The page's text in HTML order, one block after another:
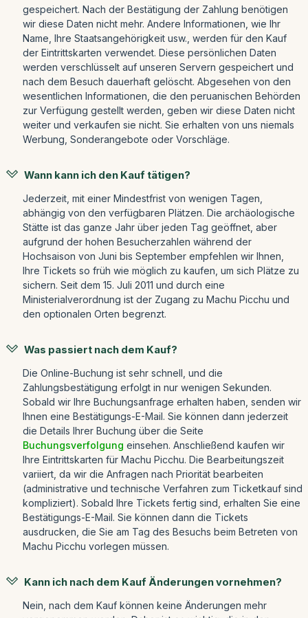
gespeichert. Nach der Bestätigung der Zahlung benötigen
wir diese Daten nicht mehr. Andere Informationen, wie Ihr
Name, Ihre Staatsangehörigkeit usw., werden für den Kauf
der Eintrittskarten verwendet. Diese persönlichen Daten
werden verschlüsselt auf unseren Servern gespeichert und
nach dem Besuch dauerhaft gelöscht. Abgesehen von den
wesentlichen Informationen, die den peruanischen Behörden
zur Verfügung gestellt werden, geben wir diese Daten nicht
weiter und verkaufen sie nicht. Sie erhalten von uns niemals
Werbung, Sonderangebote oder Vorschläge.
Wann kann ich den Kauf tätigen?
Jederzeit, mit einer Mindestfrist von wenigen Tagen,
abhängig von den verfügbaren Plätzen. Die archäologische
Stätte ist das ganze Jahr über jeden Tag geöffnet, aber
aufgrund der hohen Besucherzahlen während der
Hochsaison von Juni bis September empfehlen wir Ihnen,
Ihre Tickets so früh wie möglich zu kaufen, um sich Plätze zu
sichern. Seit dem 15. Juli 2011 und durch eine
Ministerialverordnung ist der Zugang zu Machu Picchu und
den optionalen Orten begrenzt.
Was passiert nach dem Kauf?
Die Online-Buchung ist sehr schnell, und die
Zahlungsbestätigung erfolgt in nur wenigen Sekunden.
Sobald wir Ihre Buchungsanfrage erhalten haben, senden wir
Ihnen eine Bestätigungs-E-Mail. Sie können dann jederzeit
die Details Ihrer Buchung über die Seite
Buchungsverfolgung einsehen. Anschließend kaufen wir
Ihre Eintrittskarten für Machu Picchu. Die Bearbeitungszeit
variiert, da wir die Anfragen nach Priorität bearbeiten
(administrative und technische Verfahren zum Ticketkauf sind
kompliziert). Sobald Ihre Tickets fertig sind, erhalten Sie eine
Bestätigungs-E-Mail. Sie können dann die Tickets
ausdrucken, die Sie am Tag des Besuchs beim Betreten von
Machu Picchu vorlegen müssen.
Kann ich nach dem Kauf Änderungen vornehmen?
Nein, nach dem Kauf können keine Änderungen mehr